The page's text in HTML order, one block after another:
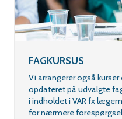
FAGKURSUS
Vi arrangerer også
opdateret på udvalgte
i indholdet i VAR fx
for nærmere